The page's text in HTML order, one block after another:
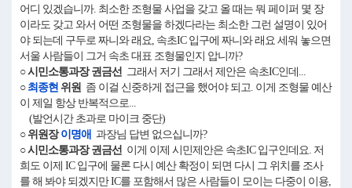
어디 있겠습니까. 최소한 조형물 사업을 갖고 올 때는 뭐 페이퍼 몇 장
이라도 갖고 와서 어떤 조형물을 하겠다라는 최소한 그런 설명이 있어
야 되는데 구두로 짜니와 래요, 속초IC 입구에 짜니와 래요 세워 놓으면
서울 사람들이 그거 속초 대표 조형물인지 압니까?
○ 시민소통과장 권금선 그래서 저기 그래서 제안은 속초IC인데...
○ 최종현 위원 좀 이걸 신중하게 접근을 했어야 되고. 이게 조형물 예산
이 제일 항상 반복적으로...
(발언시간 초과로 마이크 중단)
○ 위원장이명애 과장님 답변 없으십니까?
○ 시민소통과장 권금선 이게 이제 시민제안은 속초IC 입구인데요. 저
희도 이제 IC 입구에 물론 다시 예산 확정이 되면 다시 그 위치를 조사
를 해 봐야 되겠지만 IC를 포함해서 많은 사람들이 모이는 다중이 이용,